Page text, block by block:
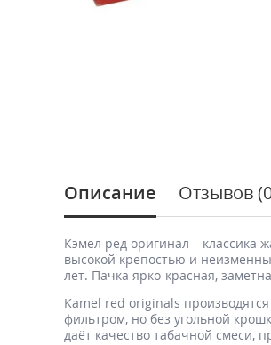
Описание Отзывов
Кэмел ред оригинал – классика
высокой крепостью и
лет. Пачка ярко-красная,
Kamel red originals
фильтром, но без угольной
даёт качество табачной смеси,